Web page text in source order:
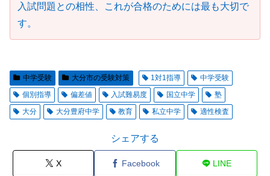
入試問題との相性、これが合格のためには最も大切で
す。
中学受験 大分市の受験対策 1対1指導
中学受験
個別指導
偏差値 入試難易度 国立中学
塾
大分
大分豊府中学 教育 私立中学 適性検査
シェアする
X Facebook LINE